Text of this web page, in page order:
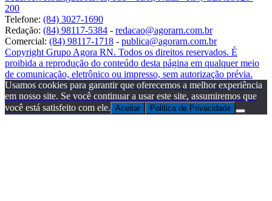
200
Telefone: (84) 3027-1690
Redação: (84) 98117-5384 - redacao@agorarn.com.br
Comercial: (84) 98117-1718 - publica@agorarn.com.br
Copyright Grupo Agora RN. Todos os direitos reservados. É
proibida a reprodução do conteúdo desta página em qualquer meio
de comunicação, eletrônico ou impresso, sem autorização prévia.
Usamos cookies para garantir que oferecemos a melhor experiência
em nosso site. Se você continuar a usar este site, assumiremos que
você está satisfeito com ele. Aceitar Politica de Privacidade